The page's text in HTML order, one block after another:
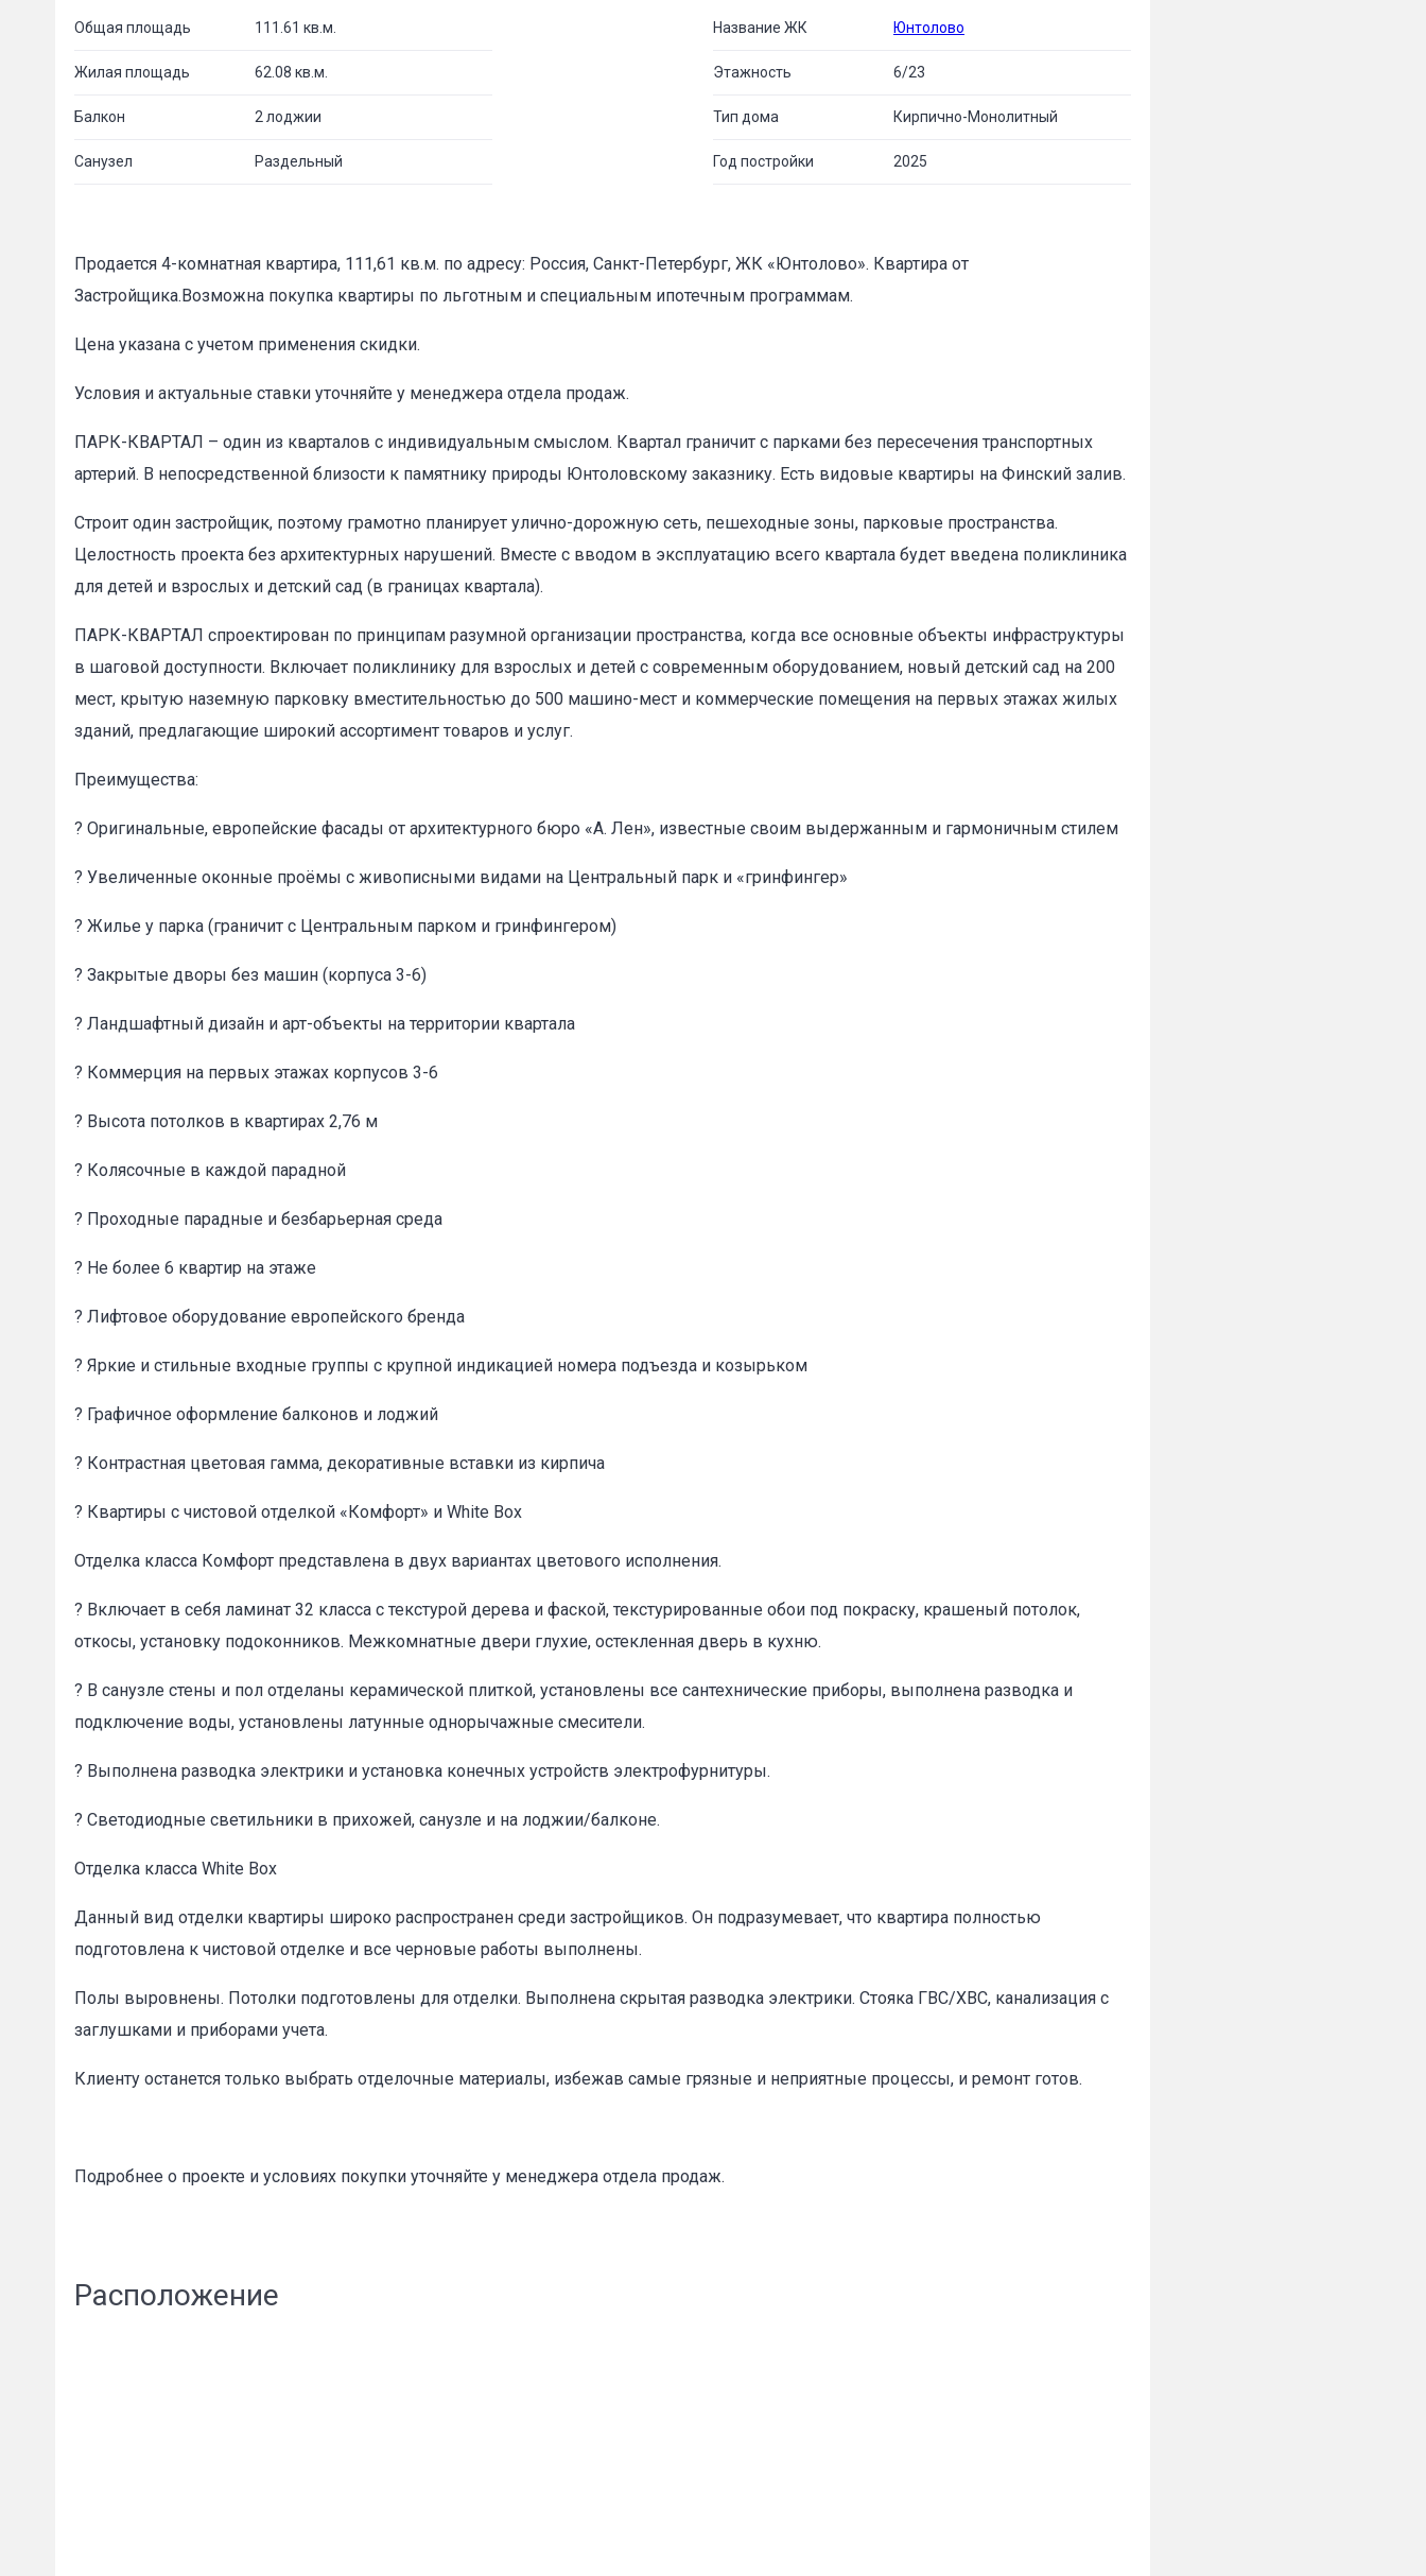
Общая площадь 111.61 кв.м.
Жилая площадь 62.08 кв.м.
Балкон 2 лоджии
Санузел Раздельный
Название ЖК Юнтолово
Этажность 6/23
Тип дома Кирпично-Монолитный
Год постройки 2025
Продается 4-комнатная квартира, 111,61 кв.м. по адресу: Россия, Санкт-Петербург, ЖК «Юнтолово». Квартира от
Застройщика.Возможна покупка квартиры по льготным и специальным ипотечным программам.
Цена указана с учетом применения скидки.
Условия и актуальные ставки уточняйте у менеджера отдела продаж.
ПАРК-КВАРТАЛ – один из кварталов с индивидуальным смыслом. Квартал граничит с парками без пересечения транспортных
артерий. В непосредственной близости к памятнику природы Юнтоловскому заказнику. Есть видовые квартиры на Финский залив.
Строит один застройщик, поэтому грамотно планирует улично-дорожную сеть, пешеходные зоны, парковые пространства.
Целостность проекта без архитектурных нарушений. Вместе с вводом в эксплуатацию всего квартала будет введена поликлиника
для детей и взрослых и детский сад (в границах квартала).
ПАРК-КВАРТАЛ спроектирован по принципам разумной организации пространства, когда все основные объекты инфраструктуры
в шаговой доступности. Включает поликлинику для взрослых и детей с современным оборудованием, новый детский сад на 200
мест, крытую наземную парковку вместительностью до 500 машино-мест и коммерческие помещения на первых этажах жилых
зданий, предлагающие широкий ассортимент товаров и услуг.
Преимущества:
? Оригинальные, европейские фасады от архитектурного бюро «А. Лен», известные своим выдержанным и гармоничным стилем
? Увеличенные оконные проёмы с живописными видами на Центральный парк и «гринфингер»
? Жилье у парка (граничит с Центральным парком и гринфингером)
? Закрытые дворы без машин (корпуса 3-6)
? Ландшафтный дизайн и арт-объекты на территории квартала
? Коммерция на первых этажах корпусов 3-6
? Высота потолков в квартирах 2,76 м
? Колясочные в каждой парадной
? Проходные парадные и безбарьерная среда
? Не более 6 квартир на этаже
? Лифтовое оборудование европейского бренда
? Яркие и стильные входные группы с крупной индикацией номера подъезда и козырьком
? Графичное оформление балконов и лоджий
? Контрастная цветовая гамма, декоративные вставки из кирпича
? Квартиры с чистовой отделкой «Комфорт» и White Box
Отделка класса Комфорт представлена в двух вариантах цветового исполнения.
? Включает в себя ламинат 32 класса с текстурой дерева и фаской, текстурированные обои под покраску, крашеный потолок,
откосы, установку подоконников. Межкомнатные двери глухие, остекленная дверь в кухню.
? В санузле стены и пол отделаны керамической плиткой, установлены все сантехнические приборы, выполнена разводка и
подключение воды, установлены латунные однорычажные смесители.
? Выполнена разводка электрики и установка конечных устройств электрофурнитуры.
? Светодиодные светильники в прихожей, санузле и на лоджии/балконе.
Отделка класса White Box
Данный вид отделки квартиры широко распространен среди застройщиков. Он подразумевает, что квартира полностью
подготовлена к чистовой отделке и все черновые работы выполнены.
Полы выровнены. Потолки подготовлены для отделки. Выполнена скрытая разводка электрики. Стояка ГВС/ХВС, канализация с
заглушками и приборами учета.
Клиенту останется только выбрать отделочные материалы, избежав самые грязные и неприятные процессы, и ремонт готов.
Подробнее о проекте и условиях покупки уточняйте у менеджера отдела продаж.
Расположение
Пожаловаться на объявление
Сообщение
✕